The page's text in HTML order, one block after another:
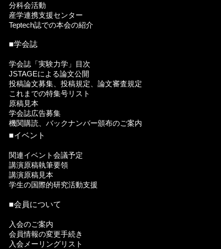
分科会活動
産学連携支援センター
Teptech誌での本会の紹介
■学会誌
学会誌「実験力学」目次
JSTAGEによる論文公開
投稿論文募集、投稿規定、論文審査規定
これまでの特集号リスト
原稿見本
学会誌広告募集
機関購読、バックナンバー頒布のご案内
■イベント
関連イベント会議予定
講演原稿執筆要領
講演原稿見本
学生の国際的研究活動支援
■会員について
入会のご案内
会員情報の変更手続き
入会メーリングリスト